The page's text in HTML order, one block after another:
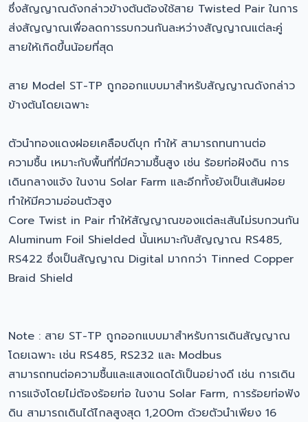
ซึ่งสัญญาณดังกล่าวข้างต้นต้องใช้สาย Twisted Pair ในการ
ส่งสัญญาณเพื่อลดการรบกวนกันละหว่างสัญญาณแต่ละคู่
สายให้เกิดขึ้นน้อยที่สุด
สาย Model ST-TP ถูกออกแบบมาสำหรับสัญญาณดังกล่าว
ข้างต้นโดยเฉพาะ
ตัวนำทองแดงฝอยเคลือบดีบุก ทำให้ สามารถทนทานต่อ
ความชื้น เหมาะกับพื้นที่ที่มีความชื้นสูง เช่น ร้อยท่อฝังดิน การ
เดินกลางแจ้ง ในงาน Solar Farm และอีกทั้งยังเป็นเส้นฝอย
ทำให้มีความอ่อนตัวสูง
Core Twist in Pair ทำให้สัญญาณของแต่ละเส้นไม่รบกวนกัน
Aluminum Foil Shielded นั้นเหมาะกับสัญญาณ RS485,
RS422 ซึ่งเป็นสัญญาณ Digital มากกว่า Tinned Copper
Braid Shield
Note : สาย ST-TP ถูกออกแบบมาสำหรับการเดินสัญญาณ
โดยเฉพาะ เช่น RS485, RS232 และ Modbus
สามารถทนต่อความชื้นและแสงแดดได้เป็นอย่างดี เช่น การเดิน
การแจ้งโดยไม่ต้องร้อยท่อ ในงาน Solar Farm, การร้อยท่อฟัง
ดิน สามารถเดินได้ไกลสูงสุด 1,200m ด้วยตัวนำเพียง 16